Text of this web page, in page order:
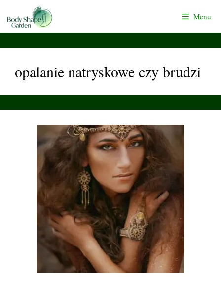
do
treści
Menu
opalanie natryskowe czy brudzi